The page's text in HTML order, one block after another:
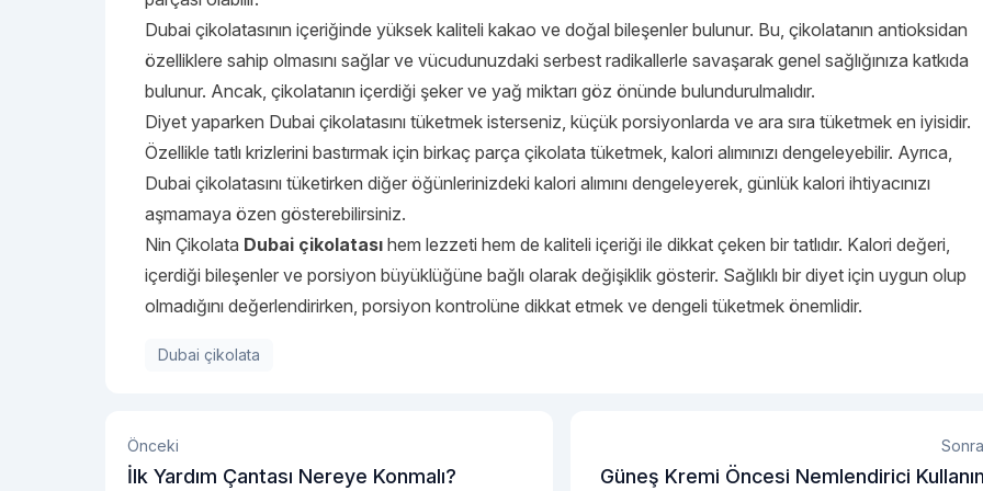
Dubai çikolatasının içeriğinde yüksek kaliteli kakao ve doğal bileşenler bulunur. Bu, çikolatanın antioksidan
özelliklere sahip olmasını sağlar ve vücudunuzdaki serbest radikallerle savaşarak genel sağlığınıza katkıda
bulunur. Ancak, çikolatanın içerdiği şeker ve yağ miktarı göz önünde bulundurulmalıdır.
Diyet yaparken Dubai çikolatasını tüketmek isterseniz, küçük porsiyonlarda ve ara sıra tüketmek en iyisidir.
Özellikle tatlı krizlerini bastırmak için birkaç parça çikolata tüketmek, kalori alımınızı dengeleyebilir. Ayrıca,
Dubai çikolatasını tüketirken diğer öğünlerinizdeki kalori alımını dengeleyerek, günlük kalori ihtiyacınızı
aşmamaya özen gösterebilirsiniz.
Nin Çikolata Dubai çikolatası hem lezzeti hem de kaliteli içeriği ile dikkat çeken bir tatlıdır. Kalori değeri,
içerdiği bileşenler ve porsiyon büyüklüğüne bağlı olarak değişiklik gösterir. Sağlıklı bir diyet için uygun olup
olmadığını değerlendirirken, porsiyon kontrolüne dikkat etmek ve dengeli tüketmek önemlidir.
Dubai çikolata
Önceki
İlk Yardım Çantası Nereye Konmalı? Güneş Kremi Öncesi Nemlendirici